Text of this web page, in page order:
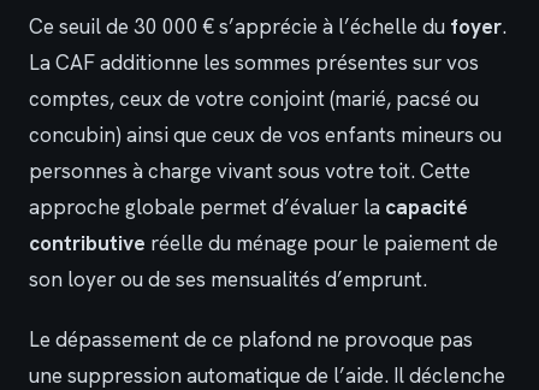
Ce seuil de 30 000 € s’apprécie à l’échelle du foyer.
La CAF additionne les sommes présentes sur vos
comptes, ceux de votre conjoint (marié, pacsé ou
concubin) ainsi que ceux de vos enfants mineurs ou
personnes à charge vivant sous votre toit. Cette
approche globale permet d’évaluer la capacité
contributive réelle du ménage pour le paiement de
son loyer ou de ses mensualités d’emprunt.
Le dépassement de ce plafond ne provoque pas
une suppression automatique de l’aide. Il déclenche